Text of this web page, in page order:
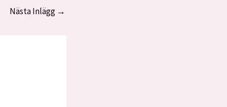
Nästa Inlägg →